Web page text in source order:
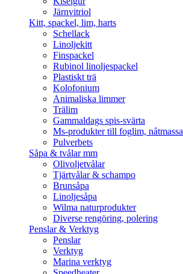
Järnvitriol
Kitt, spackel, lim, harts
Schellack
Linoljekitt
Finspackel
Rubinol linoljespackel
Plastiskt trä
Kolofonium
Animaliska limmer
Trälim
Gammaldags spis-svärta
Ms-produkter till foglim, nåtmassa
Pulverbets
Såpa & tvålar mm
Olivoljetvålar
Tjärtvålar & schampo
Brunsåpa
Linoljesåpa
Wilma naturprodukter
Diverse rengöring, polering
Penslar & Verktyg
Penslar
Verktyg
Marina verktyg